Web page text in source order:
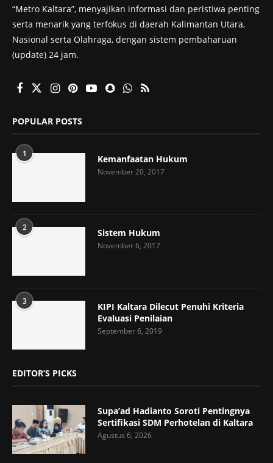
“Metro Kaltara”, menyajikan informasi dan peristiwa penting
serta menarik yang terfokus di daerah Kalimantan Utara,
Nasional serta Olahraga, dengan sistem pembaharuan
(update) 24 jam.
POPULAR POSTS
1 Kemanfaatan Hukum
November 20, 2017
2 Sistem Hukum
November 6, 2017
3
KIPI Kaltara Dilecut Penuhi Kriteria
Evaluasi Penilaian
September 6, 2019
EDITOR’S PICKS
Supa’ad Hadianto Soroti Pentingnya
Sertifikasi SDM Perhotelan di Kaltara
Agustus 6, 2026